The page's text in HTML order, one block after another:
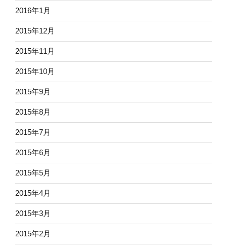
2016年1月
2015年12月
2015年11月
2015年10月
2015年9月
2015年8月
2015年7月
2015年6月
2015年5月
2015年4月
2015年3月
2015年2月